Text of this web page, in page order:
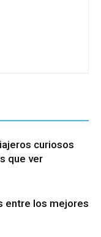
curiosos
que ver
entre los mejores